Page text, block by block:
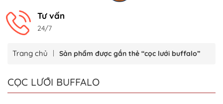
Tư vấn
24/7
Trang chủ Sản phẩm được gắn thẻ “cọc lưới buffalo”
CỌC LƯỚI BUFFALO